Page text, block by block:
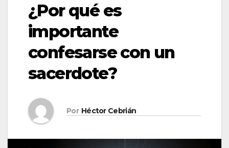
¿Por qué es
importante
confesarse con un
sacerdote?
Por Héctor Cebrián